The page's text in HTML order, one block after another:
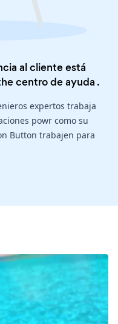
al cliente está
centro de ayuda .
expertos trabaja
powr como su
Button trabajen para